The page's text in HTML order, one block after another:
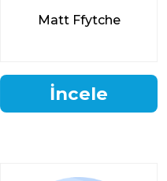
Matt Ffytche
İncele